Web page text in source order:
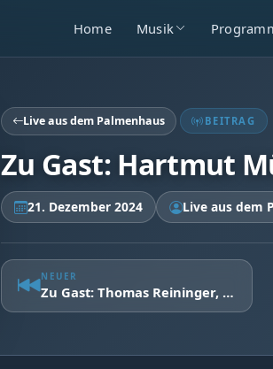
Home Musik
Live aus dem Palmenhaus BEITRAG
Zu Gast: Hartmut
21. Dezember 2024 Live aus dem
NEUER
Zu Gast: Thomas Reininger, Nachtwächtertouren